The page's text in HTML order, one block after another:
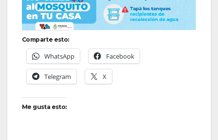
Comparte esto:
WhatsApp Facebook
Telegram X
Me gusta esto: